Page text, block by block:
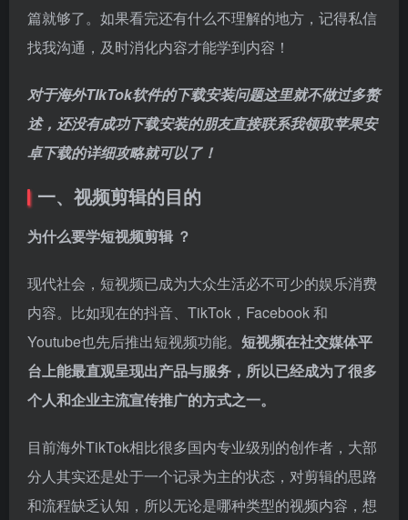
篇就够了。如果看完还有什么不理解的地方，记得私信
找我沟通，及时消化内容才能学到内容！
对于海外TIkTok软件的下载安装问题这里就不做过多赘
述，还没有成功下载安装的朋友直接联系我领取苹果安
卓下载的详细攻略就可以了！
一、视频剪辑的目的
为什么要学短视频剪辑 ？
现代社会，短视频已成为大众生活必不可少的娱乐消费
内容。比如现在的抖音、TikTok，Facebook 和
Youtube也先后推出短视频功能。 短视频在社交媒体平
台上能最直观呈现出产品与服务，所以已经成为了很多
个人和企业主流宣传推广的方式之一。
目前海外TikTok相比很多国内专业级别的创作者，大部
分人其实还是处于一个记录为主的状态，对剪辑的思路
和流程缺乏认知，所以无论是哪种类型的视频内容，想